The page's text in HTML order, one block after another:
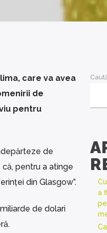
care va avea
de
pentru
de
pentru a atinge
din Glasgow”.
de dolari
a